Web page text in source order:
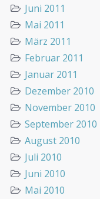
Juni 2011
Mai 2011
März 2011
Februar 2011
Januar 2011
Dezember 2010
November 2010
September 2010
August 2010
Juli 2010
Juni 2010
Mai 2010